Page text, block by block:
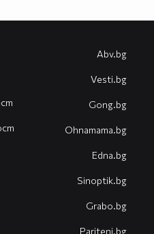
Abv.bg
Vesti.bg
Gong.bg
Оhnamama.bg
Edna.bg
Sinoptik.bg
Grabo.bg
Pariteni.bg